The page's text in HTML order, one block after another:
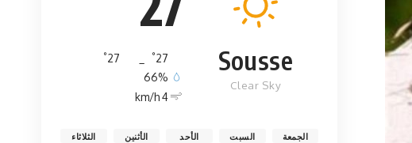
Sousse
Clear Sky
27
°
27
°
66%
4 km/h
الجمعة السبت الأحد الأثنين الثلاثاء